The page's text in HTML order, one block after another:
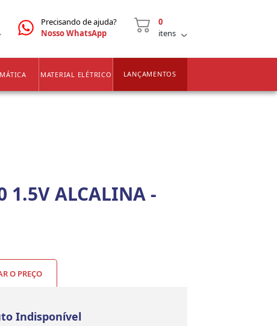
Precisando de ajuda?
Nosso WhatsApp
0
itens
MATERIAL ELÉTRICO LANÇAMENTOS
1.5V ALCALINA -
O PREÇO
Indisponível